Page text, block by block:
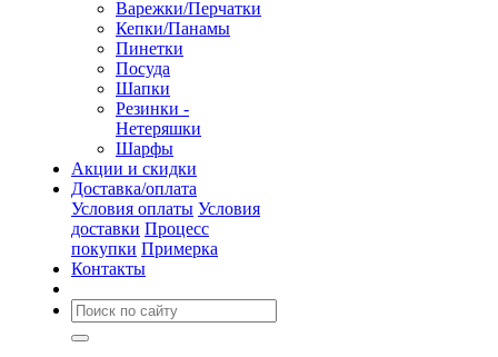
Варежки/Перчатки
Кепки/Панамы
Пинетки
Посуда
Шапки
Резинки -
Нетеряшки
Шарфы
Акции и скидки
Доставка/оплата
Условия оплаты Условия
доставки Процесс
покупки Примерка
Контакты